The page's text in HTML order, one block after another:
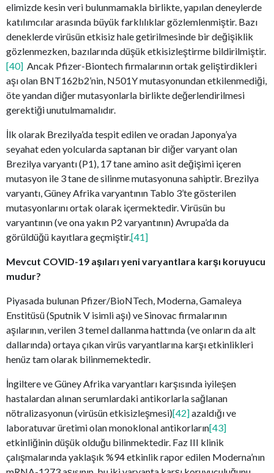
elimizde kesin veri bulunmamakla birlikte, yapılan deneylerde
katılımcılar arasında büyük farklılıklar gözlemlenmiştir. Bazı
deneklerde virüsün etkisiz hale getirilmesinde bir değişiklik
gözlenmezken, bazılarında düşük etkisizleştirme bildirilmiştir.
[40] Ancak Pfizer-Biontech firmalarının ortak geliştirdikleri
aşı olan BNT162b2’nin, N501Y mutasyonundan etkilenmediği,
öte yandan diğer mutasyonlarla birlikte değerlendirilmesi
gerektiği unutulmamalıdır.
İlk olarak Brezilya’da tespit edilen ve oradan Japonya’ya
seyahat eden yolcularda saptanan bir diğer varyant olan
Brezilya varyantı (P1), 17 tane amino asit değişimi içeren
mutasyon ile 3 tane de silinme mutasyonuna sahiptir. Brezilya
varyantı, Güney Afrika varyantının Tablo 3’te gösterilen
mutasyonlarını ortak olarak içermektedir. Virüsün bu
varyantının (ve ona yakın P2 varyantının) Avrupa’da da
görüldüğü kayıtlara geçmiştir.[41]
Mevcut COVID-19 aşıları yeni varyantlara karşı koruyucu
mudur?
Piyasada bulunan Pfizer/BioNTech, Moderna, Gamaleya
Enstitüsü (Sputnik V isimli aşı) ve Sinovac firmalarının
aşılarının, verilen 3 temel dallanma hattında (ve onların da alt
dallarında) ortaya çıkan virüs varyantlarına karşı etkinlikleri
henüz tam olarak bilinmemektedir.
İngiltere ve Güney Afrika varyantları karşısında iyileşen
hastalardan alınan serumlardaki antikorlarla sağlanan
nötralizasyonun (virüsün etkisizleşmesi)[42]azaldığı ve
laboratuvar üretimi olan monoklonal antikorların[43]
etkinliğinin düşük olduğu bilinmektedir. Faz III klinik
çalışmalarında yaklaşık %94 etkinlik rapor edilen Moderna’nın